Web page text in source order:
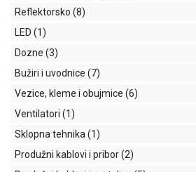
Prekidači,
indikatori
Sklopna
tehnika
Instalacioni
materijal
Reflektorsko (8)
LED (1)
Dozne (3)
Bužiri i uvodnice (7)
Vezice, kleme i obujmice (6)
Ventilatori (1)
Sklopna tehnika (1)
Produžni kablovi i pribor(2)